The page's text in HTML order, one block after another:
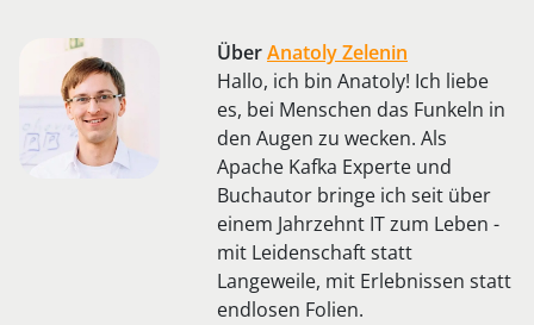
ÜberAnatoly Zelenin
Hallo, ich bin Anatoly! Ich liebe
es, bei Menschen das Funkeln in
den Augen zu wecken. Als
Apache Kafka Experte und
Buchautor bringe ich seit über
einem Jahrzehnt IT zum Leben -
mit Leidenschaft statt
Langeweile, mit Erlebnissen statt
endlosen Folien.